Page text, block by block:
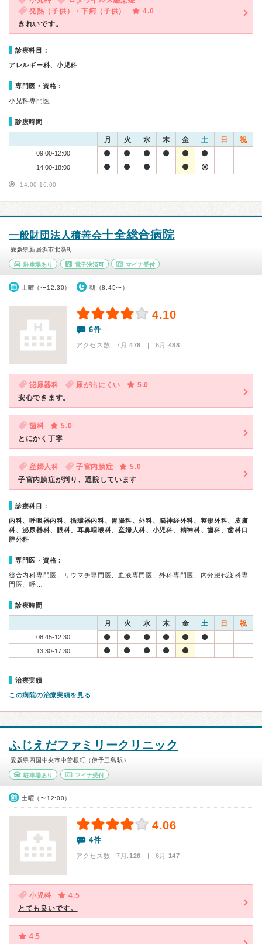
発熱（子供）・下痢（子供）
4.0
きれいです。
診療科目：
アレルギー科、小児科
専門医・資格：
小児科専門医
診療時間
月 火 水 木 金 土 日 祝
09:00-12:00
14:00-18:00
14:00-16:00
一般財団法人積善会十全総合病院
愛媛県新居浜市北新町
駐車場あり 電子決済可 マイナ受付
土曜（〜12:30） 朝（8:45〜）
4.10
6件
アクセス数 7月:478 | 6月:488
泌尿器科 尿が出にくい
5.0
安心できます。
歯科
5.0
とにかく丁寧
産婦人科 子宮内膜症
5.0
子宮内膜症が判り、通院しています
診療科目：
内科、呼吸器内科、循環器内科、胃腸科、外科、脳神経外科、整形外科、皮膚
科、泌尿器科、眼科、耳鼻咽喉科、産婦人科、小児科、精神科、歯科、歯科口
腔外科
専門医・資格：
総合内科専門医、リウマチ専門医、血液専門医、外科専門医、内分泌代謝科専
門医、呼…
診療時間
月 火 水 木 金 土 日 祝
08:45-12:30
13:30-17:30
治療実績
この病院の治療実績を見る
ふじえだファミリークリニック
愛媛県四国中央市中曽根町（伊予三島駅）
駐車場あり マイナ受付
土曜（〜12:00）
4.06
4件
アクセス数 7月:126 | 6月:147
小児科
4.5
とても良いです。
4.5